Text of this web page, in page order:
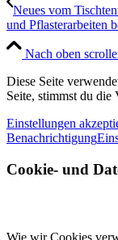
Neues vom
und Pflasterarbeiten
Nach oben
Diese Seite
Seite, stimmst du
Einstellungen
Benachrichtigung
Cookie- und